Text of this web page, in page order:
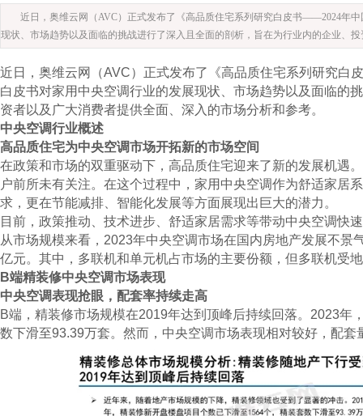
近日，奥维云网（AVC）正式发布了《高品质住宅系列研究白皮书——2024年
现状、市场趋势以及面临的挑战进行了深入且全面的剖析，旨在为行业内的企业、
近日，奥维云网（AVC）正式发布了《高品质住宅系列研究
白皮书对家用中央空调行业的发展现状、市场趋势以及面临的
资者以及广大消费者提供全面、深入的市场分析和参考。
中央空调行业概述
高品质住宅为中央空调市场开拓新的市场空间
在政策和市场的双重驱动下，高品质住宅迎来了新的发展机遇
户前所未有关注。在这个过程中，家用中央空调作为舒适家居
求，更在节能减排、智能化发展等方面展现出巨大的潜力。
目前，政策推动、技术进步、舒适家居需求等带动中央空调快
从市场规模来看，2023年中央空调市场在国内房地产发展不
亿元。其中，多联机和单元机占市场的主要份额，但多联机受
B端精装修中央空调市场表现
中央空调表现抢眼，配套率持续走高
B端，精装修市场规模在2019年达到顶峰后持续回落。2023年
数下滑至93.39万套。然而，中央空调市场表现相对较好，配